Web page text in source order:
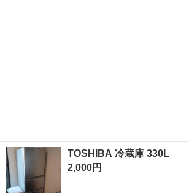
TOSHIBA 冷蔵庫 330L
2,000円